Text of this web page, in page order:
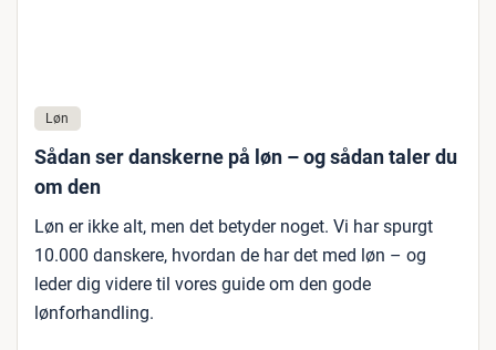
Løn
Sådan ser danskerne på løn – og sådan taler du
om den
Løn er ikke alt, men det betyder noget. Vi har spurgt
10.000 danskere, hvordan de har det med løn – og
leder dig videre til vores guide om den gode
lønforhandling.